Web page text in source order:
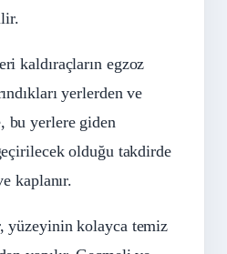
kaldıraçların egzoz
yerlerden ve
bu yerlere giden
olduğu takdirde
kaplanır.
yüzeyinin kolayca temiz